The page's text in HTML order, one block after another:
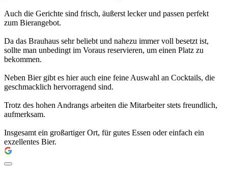
Auch die Gerichte sind frisch, äußerst lecker und passen perfekt
zum Bierangebot.
Da das Brauhaus sehr beliebt und nahezu immer voll besetzt ist,
sollte man unbedingt im Voraus reservieren, um einen Platz zu
bekommen.
Neben Bier gibt es hier auch eine feine Auswahl an Cocktails, die
geschmacklich hervorragend sind.
Trotz des hohen Andrangs arbeiten die Mitarbeiter stets freundlich,
aufmerksam.
Insgesamt ein großartiger Ort, für gutes Essen oder einfach ein
exzellentes Bier.